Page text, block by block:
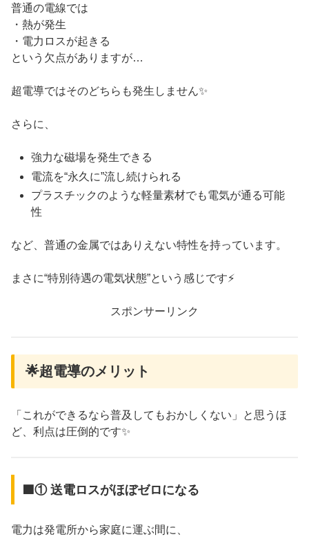
普通の電線では
・熱が発生
・電力ロスが起きる
という欠点がありますが…
超電導ではそのどちらも発生しません✨
さらに、
強力な磁場を発生できる
電流を“永久に”流し続けられる
プラスチックのような軽量素材でも電気が通る可能
性
など、普通の金属ではありえない特性を持っています。
まさに“特別待遇の電気状態”という感じです⚡️
スポンサーリンク
🌟超電導のメリット
「これができるなら普及してもおかしくない」と思うほ
ど、利点は圧倒的です✨
🟦① 送電ロスがほぼゼロになる
電力は発電所から家庭に運ぶ間に、